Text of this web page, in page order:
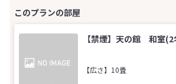
【禁煙】天の館 和室(2
【広さ】10畳